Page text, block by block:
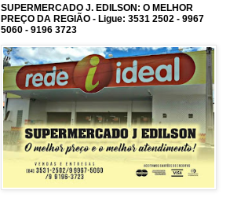
SUPERMERCADO J. EDILSON: O MELHOR
PREÇO DA REGIÃO - Ligue: 3531 2502 - 9967
5060 - 9196 3723